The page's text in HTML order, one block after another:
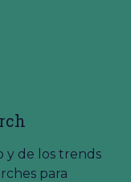
y de los trends
para